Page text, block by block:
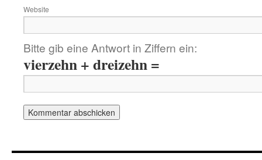
Website
Bitte gib eine Antwort in Ziffern ein:
vierzehn + dreizehn =